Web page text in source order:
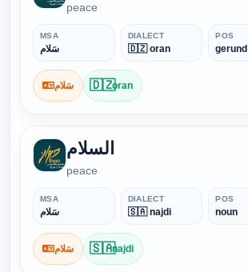
peace
MSA
سَلام
DIALECT
🇩🇿 oran
POS
gerund
سَلام 🇩🇿oran
السلام
peace
MSA
سَلام
DIALECT
🇸🇦 najdi
POS
noun
سَلام 🇸🇦najdi